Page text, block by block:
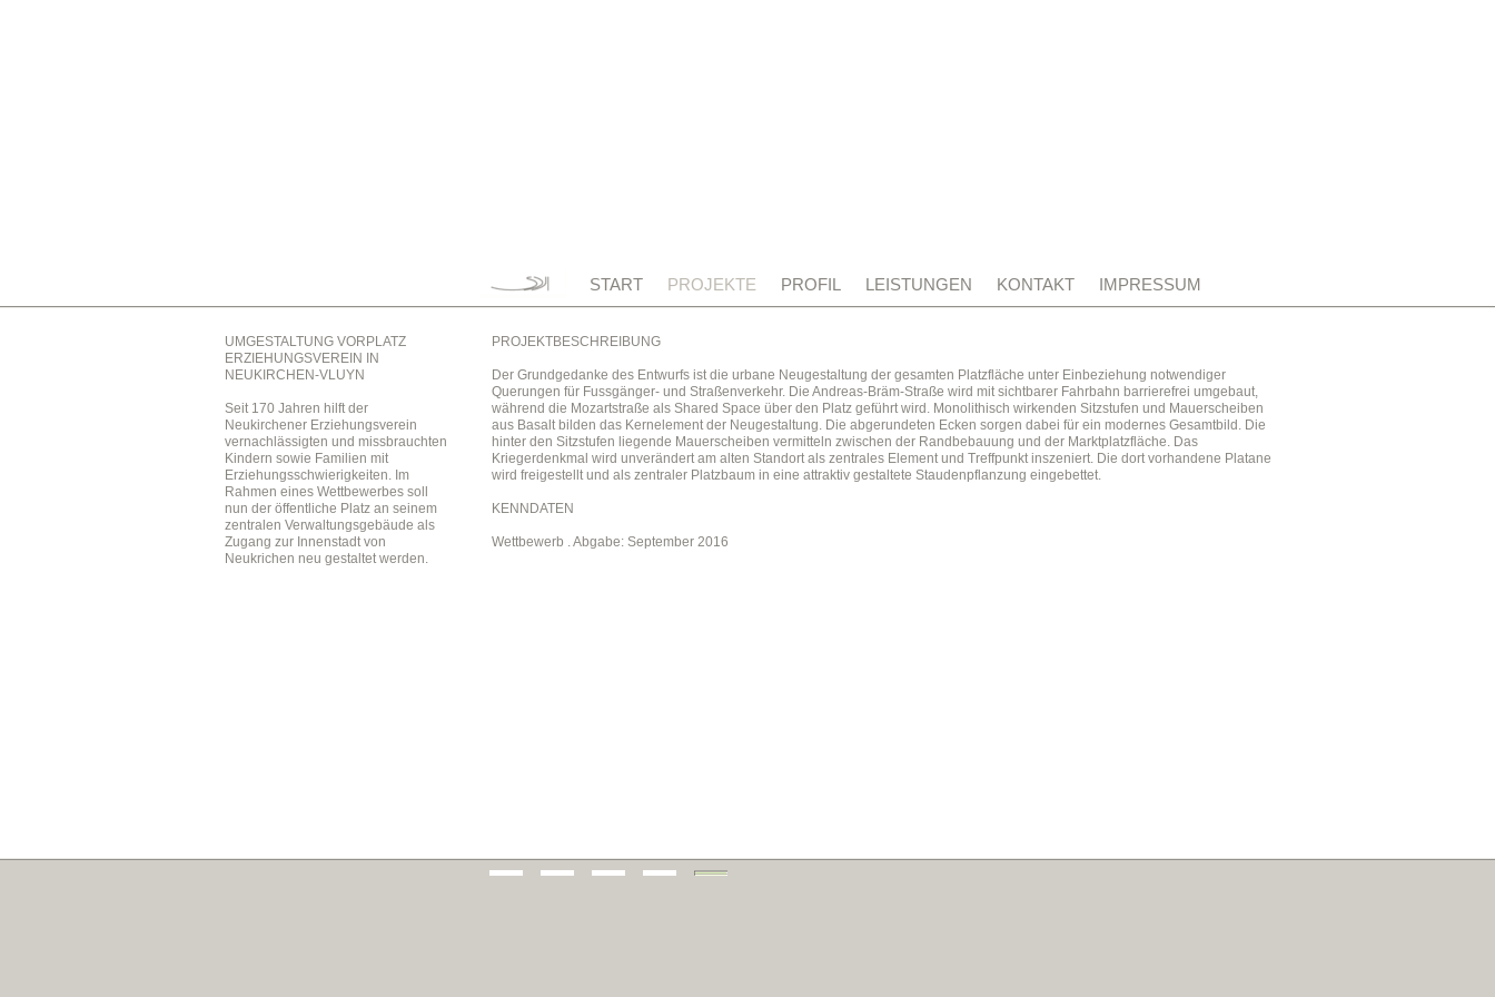
START PROJEKTE PROFIL LEISTUNGEN KONTAKT IMPRESSUM
UMGESTALTUNG VORPLATZ
ERZIEHUNGSVEREIN IN
NEUKIRCHEN-VLUYN
Seit 170 Jahren hilft der
Neukirchener Erziehungsverein
vernachlässigten und missbrauchten
Kindern sowie Familien mit
Erziehungsschwierigkeiten. Im
Rahmen eines Wettbewerbes soll
nun der öffentliche Platz an seinem
zentralen Verwaltungsgebäude als
Zugang zur Innenstadt von
Neukrichen neu gestaltet werden.
PROJEKTBESCHREIBUNG
Der Grundgedanke des Entwurfs ist die urbane Neugestaltung der gesamten Platzfläche unter Einbeziehung notwendiger
Querungen für Fussgänger- und Straßenverkehr. Die Andreas-Bräm-Straße wird mit sichtbarer Fahrbahn barrierefrei umgebaut,
während die Mozartstraße als Shared Space über den Platz geführt wird. Monolithisch wirkenden Sitzstufen und Mauerscheiben
aus Basalt bilden das Kernelement der Neugestaltung. Die abgerundeten Ecken sorgen dabei für ein modernes Gesamtbild. Die
hinter den Sitzstufen liegende Mauerscheiben vermitteln zwischen der Randbebauung und der Marktplatzfläche. Das
Kriegerdenkmal wird unverändert am alten Standort als zentrales Element und Treffpunkt inszeniert. Die dort vorhandene Platane
wird freigestellt und als zentraler Platzbaum in eine attraktiv gestaltete Staudenpflanzung eingebettet.
KENNDATEN
Wettbewerb . Abgabe: September 2016